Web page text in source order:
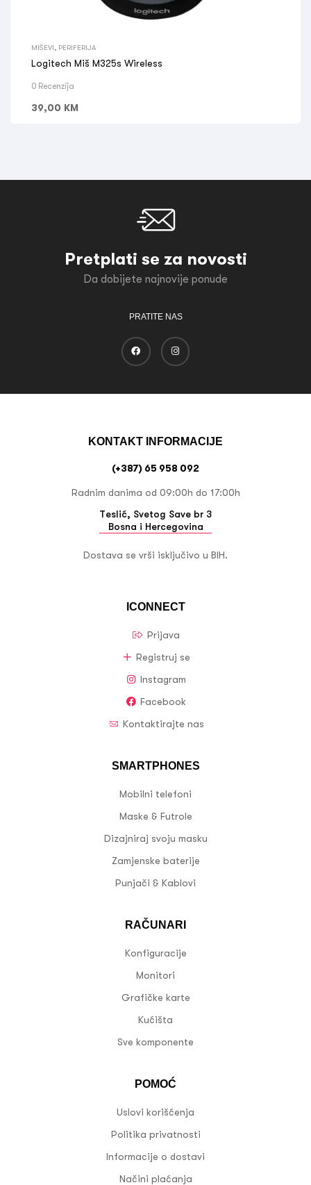
MIŠEVI PERIFERIJA
Logitech Miš M325s Wireless
0 Recenzija
39,00 KM
Pretplati se za novosti
Da dobijete najnovije ponude
PRATITE NAS
ICONNECT
Prijava
Registruj se
Instagram
Facebook
Kontaktirajte nas
SMARTPHONES
Mobilni telefoni
Maske & Futrole
Dizajniraj svoju masku
Zamjenske baterije
Punjači & Kablovi
RAČUNARI
Konfiguracije
Monitori
Grafičke karte
Kućišta
Sve komponente
POMOĆ
Uslovi korišćenja
Politika privatnosti
Informacije o dostavi
Načini plaćanja
KONTAKT INFORMACIJE
(+387) 65 958 092
Radnim danima od 09:00h do 17:00h
Teslić, Svetog Save br 3
Bosna i Hercegovina
Dostava se vrši isključivo u BIH.